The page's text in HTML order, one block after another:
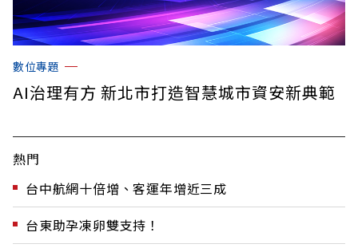
數位專題
AI治理有方 新北市打造智慧城市資安新典範
熱門
台中航網十倍增、客運年增近三成
台東助孕凍卵雙支持！